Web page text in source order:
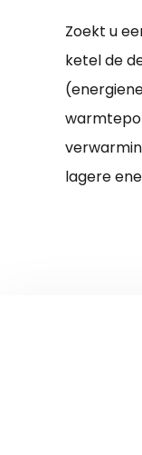
Zoekt u
ketel de
lagere